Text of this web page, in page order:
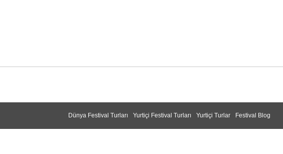
Festival Blog
Yurtiçi Turlar
Yurtiçi Festival Turları
Dünya Festival Turları